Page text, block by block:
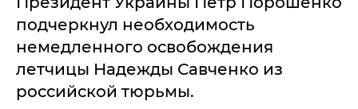
подчеркнул необходимость
немедленного освобождения
летчицы Надежды Савченко из
российской тюрьмы.